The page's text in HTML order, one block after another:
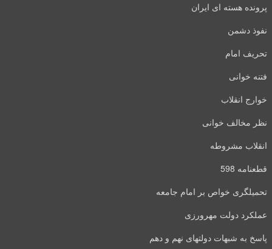
پرونده هسته ای ایران
نفوذ دشمن
تحریف امام
فتنه خوانی
خوارج انقلاب
نظر مخالف خوانی
انقلاب مشروطه
قطعنامه 598
تحمیلگری خواص بر امام جامعه
عملکرد دولت مهرورزی
پاسخ به شبهات دولتهای نهم و دهم